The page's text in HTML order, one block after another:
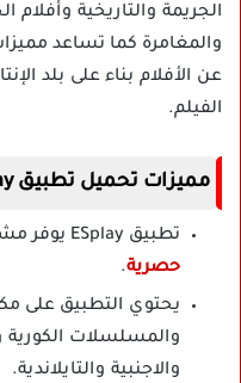
الجريمة والتاريخية وأفلام
والمغامرة كما تساعد
عن الأفلام بناء على بلد
الفيلم.
مميزات تحميل تطبيق ESplay
تطبيق ESplay يوفر مشاهده افلام متنوعه
حصرية.
يحتوي التطبيق على
والمسلسلات الكورية
والاجنبية والتايلاندية.